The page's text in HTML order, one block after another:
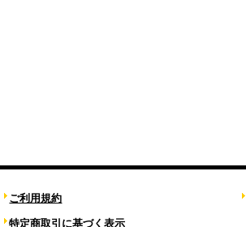
ご利用規約
特定商取引に基づく表示